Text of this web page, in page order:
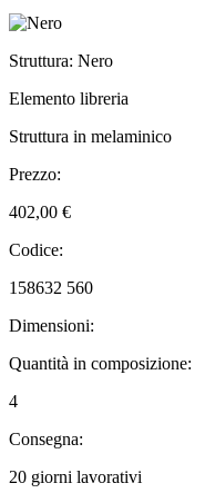
Struttura: Nero
Elemento libreria
Struttura in melaminico
Prezzo:
402,00 €
Codice:
158632 560
Dimensioni:
Quantità in composizione:
4
Consegna:
20 giorni lavorativi